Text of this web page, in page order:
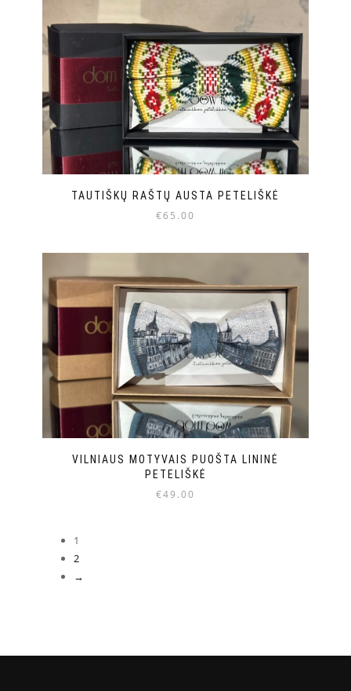
TAUTIŠKŲ RAŠTŲ AUSTA PETELIŠKĖ
€65.00
VILNIAUS MOTYVAIS PUOŠTA LININĖ
PETELIŠKĖ
€49.00
1
2
→